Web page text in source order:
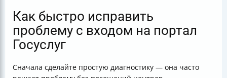
Как быстро исправить
проблему с входом на портал
Госуслуг
Сначала сделайте простую диагностику — она часто